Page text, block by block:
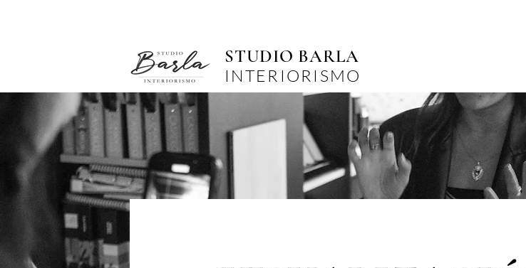
STUDIO BARLA
INTERIORISMO